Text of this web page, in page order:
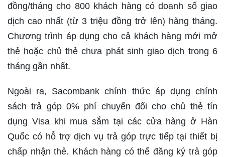
đồng/tháng cho 800 khách hàng có doanh số giao
dịch cao nhất (từ 3 triệu đồng trở lên) hàng tháng.
Chương trình áp dụng cho cả khách hàng mới mở
thẻ hoặc chủ thẻ chưa phát sinh giao dịch trong 6
tháng gần nhất.
Ngoài ra, Sacombank chính thức áp dụng chính
sách trả góp 0% phí chuyển đổi cho chủ thẻ tín
dụng Visa khi mua sắm tại các cửa hàng ở Hàn
Quốc có hỗ trợ dịch vụ trả góp trực tiếp tại thiết bị
chấp nhận thẻ. Khách hàng có thể đăng ký trả góp